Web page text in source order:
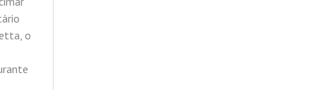
o